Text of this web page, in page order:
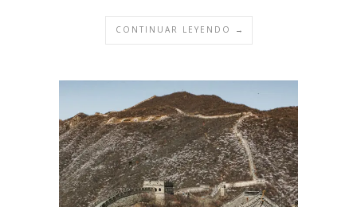
CONTINUAR LEYENDO →